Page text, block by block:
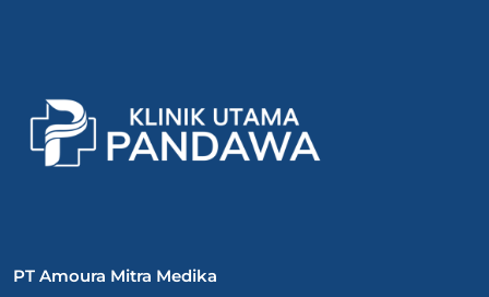
PT Amoura Mitra Medika